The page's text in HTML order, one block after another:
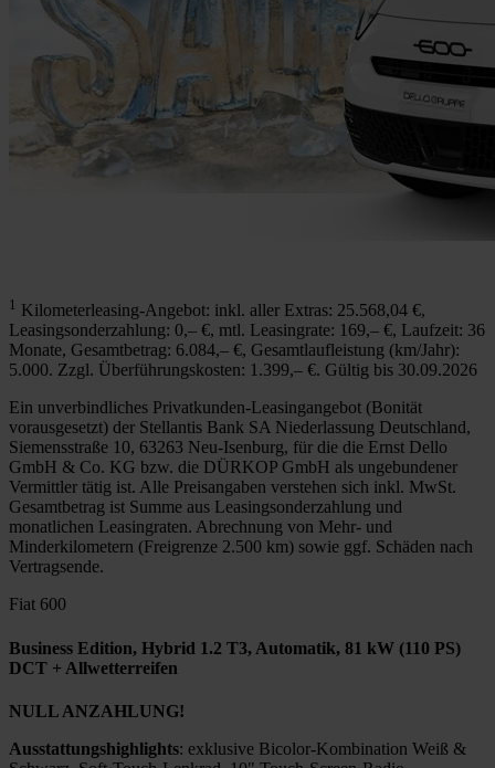
1 Kilometerleasing-Angebot: inkl. aller Extras: 25.568,04 €,
Leasingsonderzahlung: 0,– €, mtl. Leasingrate: 169,– €, Laufzeit: 36
Monate, Gesamtbetrag: 6.084,– €, Gesamtlaufleistung (km/Jahr):
5.000. Zzgl. Überführungskosten: 1.399,– €. Gültig bis 30.09.2026
Ein unverbindliches Privatkunden-Leasingangebot (Bonität
vorausgesetzt) der Stellantis Bank SA Niederlassung Deutschland,
Siemensstraße 10, 63263 Neu-Isenburg, für die die Ernst Dello
GmbH & Co. KG bzw. die DÜRKOP GmbH als ungebundener
Vermittler tätig ist. Alle Preisangaben verstehen sich inkl. MwSt.
Gesamtbetrag ist Summe aus Leasingsonderzahlung und
monatlichen Leasingraten. Abrechnung von Mehr- und
Minderkilometern (Freigrenze 2.500 km) sowie ggf. Schäden nach
Vertragsende.
Fiat 600
Business Edition, Hybrid 1.2 T3, Automatik, 81 kW (110 PS)
DCT + Allwetterreifen
NULL ANZAHLUNG!
Ausstattungshighlights: exklusive Bicolor-Kombination Weiß &